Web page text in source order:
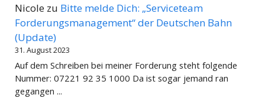
Nicole zu Bitte melde Dich: „Serviceteam
Forderungsmanagement“ der Deutschen Bahn
(Update)
31. August 2023
Auf dem Schreiben bei meiner Forderung steht folgende
Nummer: 07221 92 35 1000 Da ist sogar jemand ran
gegangen ...